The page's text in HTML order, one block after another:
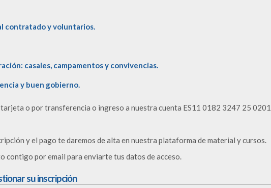
contratado y voluntarios.
casales, campamentos y convivencias.
y buen gobierno.
tarjeta o por transferencia o ingreso a nuestra cuenta ES11 0182 3247 25
y el pago te daremos de alta en nuestra plataforma de material y cursos.
contigo por email para enviarte tus datos de acceso.
su inscripción